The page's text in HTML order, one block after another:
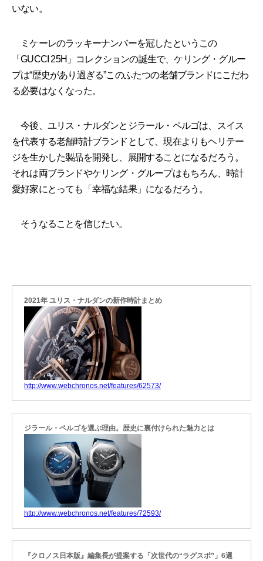
いない。
ミケーレのラッキーナンバーを冠したというこの
「GUCCI 25H」コレクションの誕生で、ケリング・グルー
プは“歴史があり過ぎる”このふたつの老舗ブランドにこだわ
る必要はなくなった。
今後、ユリス・ナルダンとジラール・ペルゴは、スイス
を代表する老舗時計ブランドとして、現在よりもヘリテー
ジを生かした製品を開発し、展開することになるだろう。
それは両ブランドやケリング・グループはもちろん、時計
愛好家にとっても「幸福な結果」になるだろう。
そうなることを信じたい。
2021年 ユリス・ナルダンの新作時計まとめ
http://www.webchronos.net/features/62573/
ジラール・ペルゴを選ぶ理由。歴史に裏付けられた魅力とは
http://www.webchronos.net/features/72593/
『クロノス日本版』編集長が提案する「次世代の“ラグスポ”」6選